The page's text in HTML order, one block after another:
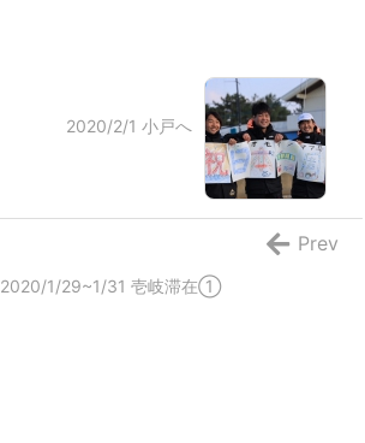
2020/2/1 小戸へ
2020/1/29~1/31 壱岐滞在①
Prev